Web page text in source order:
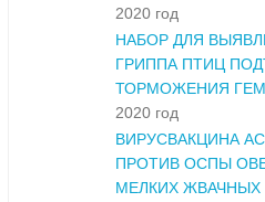
2020 год
НАБОР ДЛЯ
ГРИППА ПТИЦ
ТОРМОЖЕНИЯ
2020 год
ВИРУСВАКЦИНА
ПРОТИВ ОСПЫ
МЕЛКИХ ЖВАЧНЫХ